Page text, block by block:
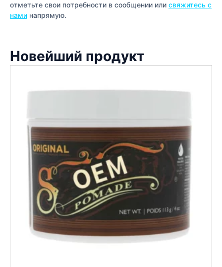
отметьте свои потребности в сообщении или свяжитесь с
нами напрямую.
Новейший продукт